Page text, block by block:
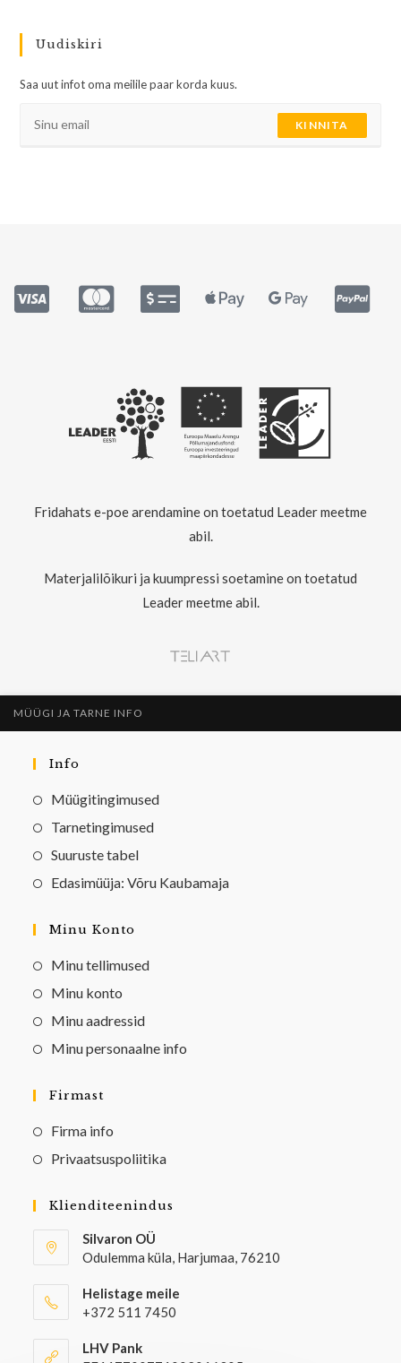
Uudiskiri
Saa uut infot oma meilile paar korda kuus.
KINNITA
Fridahats e-poe arendamine on toetatud Leader meetme
abil.
Materjalilõikuri ja kuumpressi soetamine on toetatud
Leader meetme abil.
MÜÜGI JA TARNE INFO
Info
Müügitingimused
Tarnetingimused
Suuruste tabel
Edasimüüja: Võru Kaubamaja
Minu Konto
Minu tellimused
Minu konto
Minu aadressid
Minu personaalne info
Firmast
Firma info
Privaatsuspoliitika
Klienditeenindus
Silvaron OÜ
Odulemma küla, Harjumaa, 76210
Helistage meile
+372 511 7450
LHV Pank